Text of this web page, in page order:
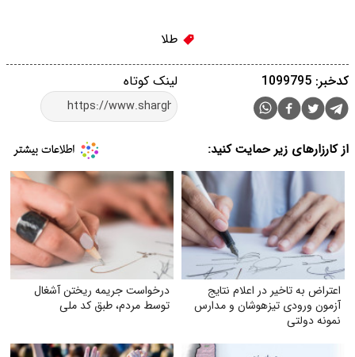
طلا
لینک کوتاه کدخبر: 1099795
از کارزارهای زیر حمایت کنید:
اعتراض به تاخیر در اعلام نتایج
آزمون ورودی تیزهوشان و مدارس
نمونه دولتی
درخواست جریمه ریختن آشغال
توسط مردم، طبق کد ملی